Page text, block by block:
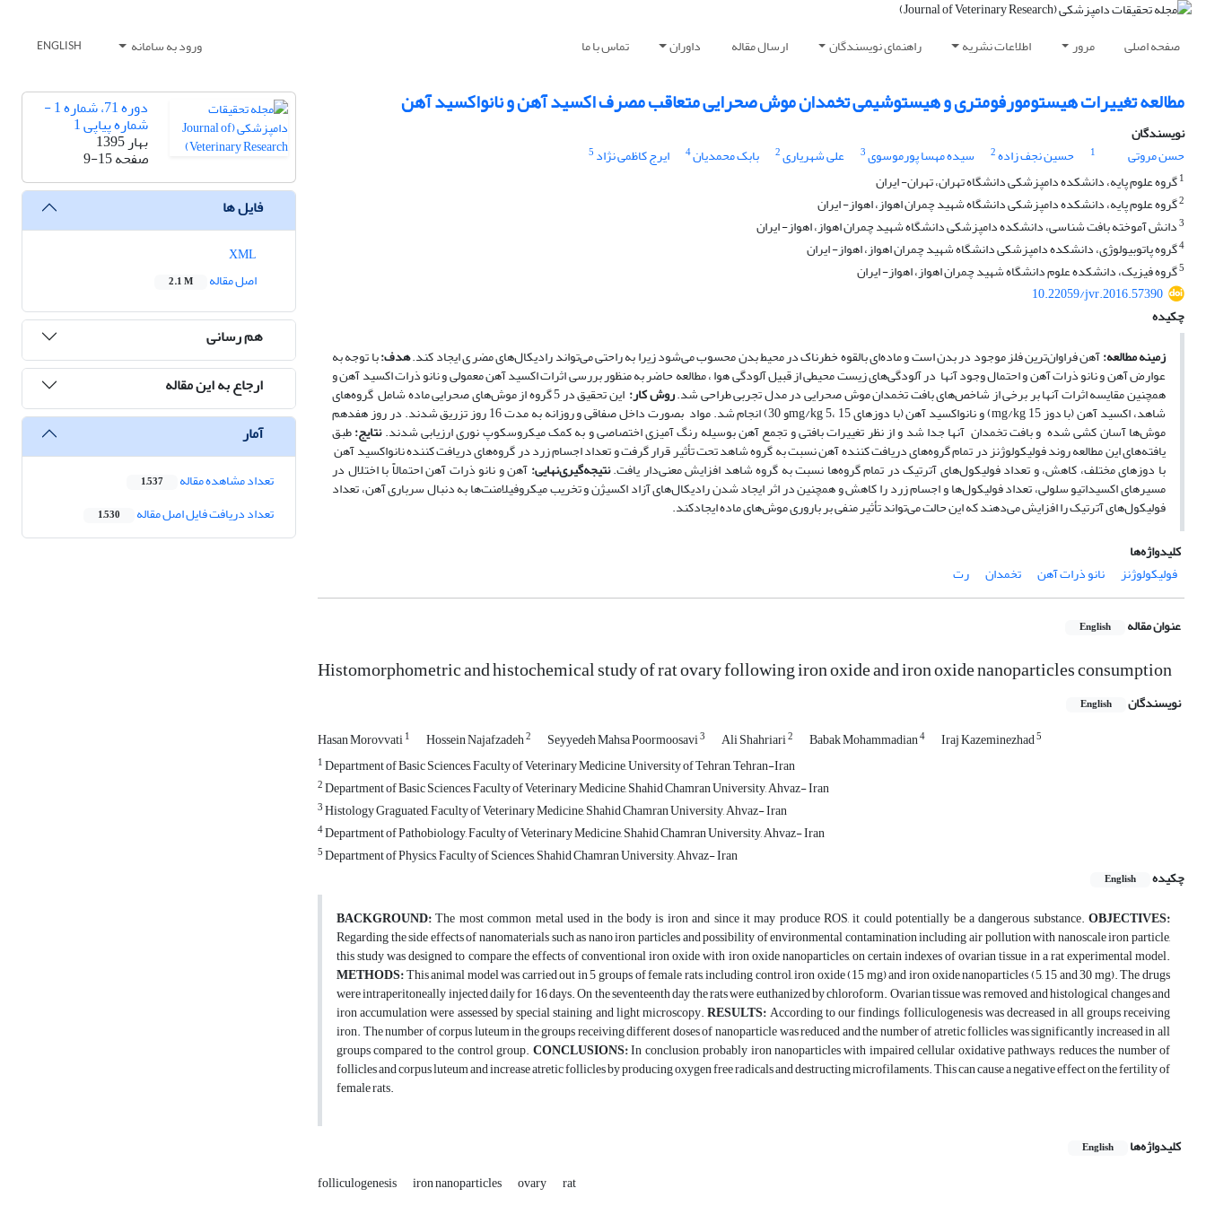
صفحه اصلی مرور اطلاعات نشریه راهنمای نویسندگان ارسال مقاله داوران تماس با ما ورود به سامانه ENGLISH
مطالعه تغییرات هیستومورفومتری و هیستوشیمی تخمدان موش صحرایی متعاقب مصرف اکسید آهن و نانواکسید آهن
نویسندگان
حسن مروتی
1 حسین نجف زاده2 سیده مهسا پورموسوی3 علی شهریاری2 بابک محمدیان4 ایرج کاظمی نژاد 5
1گروه علوم پایه، دانشکده دامپزشکی دانشگاه تهران، تهران- ایران
2گروه علوم پایه، دانشکده دامپزشکی دانشگاه شهید چمران اهواز، اهواز- ایران
3دانش آموخته بافت شناسی، دانشکده دامپزشکی دانشگاه شهید چمران اهواز، اهواز- ایران
4گروه پاتوبیولوژی، دانشکده دامپزشکی دانشگاه شهید چمران اهواز، اهواز- ایران
5گروه فیزیک، دانشکده علوم دانشگاه شهید چمران اهواز، اهواز- ایران
10.22059/jvr.2016.57390
چکیده
زمینه مطالعه:آهن فراوان‌ترین فلز موجود در بدن است و ماده‌ای بالقوه خطرناک در محیط بدن محسوب می‌شود زیرا به راحتی می‌تواند رادیکال‌های مضر ی ایجاد کند.هدف:با توجه به
عوارض آهن و نانو ذرات آهن و احتمال وجود آنها در آلودگی‌های زیست محیطی از قبیل آلودگی هوا ، مطالعه حاضر به منظور بررسی اثرات اکسید آهن معمولی و نانو ذرات اکسید آهن و
همچنین مقایسه اثرات آنها بر برخی از شاخص‌های بافت تخمدان موش صحرایی در مدل تجربی طراحی شد.روش کار: این تحقیق در 5 گروه از موش‌های صحرایی ماده شامل گروه‌های
شاهد، اکسید آهن (با دوز mg/kg 15) و نانواکسید آهن (با دوزهای mg/kg 5، 15و 30) انجام شد. مواد بصورت داخل صفاقی و روزانه به مدت 16 روز تزریق شدند. در روز هفدهم
موش‌ها آسان کشی شده و بافت تخمدان آنها جدا شد و از نظر تغییرات بافتی و تجمع آهن بوسیله رنگ آمیزی اختصاصی و به کمک میکروسکوپ نوری ارزیابی شدند.نتایج:طبق
یافته‌های این مطالعه روند فولیکولوژنز در تمام گروه‌های دریافت کننده آهن نسبت به گروه شاهد تحت تأثیر قرار گرفت و تعداد اجسام زرد در گروه‌‌های دریافت کننده نانواکسید آهن
با دوزهای مختلف، کاهش، و تعداد فولیکول‌های آترتیک در تمام گروه‌‌ها نسبت به گروه شاهد افزایش معنی‌دار یافت.نتیجه‌گیری‌نهایی:آهن و نانو ذرات آهن احتمالاًً با اختلال در
مسیرهای اکسیداتیو سلولی، تعداد فولیکول‌ها و اجسام زرد را کاهش و همچنین در اثر ایجاد شدن رادیکال‌‌های آزاد اکسیژن و تخریب میکروفیلامنت‌‌ها به دنبال سرباری آهن، تعداد
فولیکول‌‌های آترتیک را افزایش می‌دهند که این حالت می‌تواند تأثیر منفی بر باروری موش‌های ماده ایجادکند.
کلیدواژه‌ها
فولیکولوژنز
نانو ذرات آهن تخمدان رت
عنوان مقاله English
Histomorphometric and histochemical study of rat ovary following iron oxide and iron oxide nanoparticles consumption
نویسندگان English
Hasan Morovvati1 Hossein Najafzadeh2 Seyyedeh Mahsa Poormoosavi3 Ali Shahriari2 Babak Mohammadian4 Iraj Kazeminezhad5
1Department of Basic Sciences, Faculty of Veterinary Medicine, University of Tehran, Tehran-Iran
2Department of Basic Sciences, Faculty of Veterinary Medicine, Shahid Chamran University, Ahvaz- Iran
3Histology Graguated, Faculty of Veterinary Medicine, Shahid Chamran University, Ahvaz- Iran
4Department of Pathobiology, Faculty of Veterinary Medicine, Shahid Chamran University, Ahvaz- Iran
5Department of Physics, Faculty of Sciences, Shahid Chamran University, Ahvaz- Iran
چکیده
English
BACKGROUND:The most common metal used in the body is iron and since it may produce ROS, it could potentially be a dangerous substance.OBJECTIVES:
Regarding the side effects of nanomaterials such as nano iron particles and possibility of environmental contamination including air pollution with nanoscale iron particle,
this study was designed to compare the effects of conventional iron oxide with iron oxide nanoparticles, on certain indexes of ovarian tissue in a rat experimental model.
METHODS:This animal model was carried out in 5 groups of female rats, including control, iron oxide (15 mg) and iron oxide nanoparticles (5, 15 and 30 mg). The drugs
were intraperitoneally injected daily for 16 days. On the seventeenth day the rats were euthanized by chloroform. Ovarian tissue was removed, and histological changes and
iron accumulation were assessed by special staining and light microscopy.RESULTS:According to our findings, folliculogenesis was decreased in all groups receiving
iron. The number of corpus luteum in the groups receiving different doses of nanoparticle was reduced and the number of atretic follicles was significantly increased in all
groups compared to the control group.CONCLUSIONS:In conclusion, probably iron nanoparticles with impaired cellular oxidative pathways, reduces the number of
follicles and corpus luteum and increase atretic follicles by producing oxygen free radicals and destructing microfilaments. This can cause a negative effect on the fertility of
female rats.
کلیدواژه‌ها English
folliculogenesis iron nanoparticles ovary rat
دوره 71، شماره 1 -
شماره پیاپی 1
بهار 1395
صفحه9-15
فایل ها
اصل مقاله
2.1 M
هم رسانی
ارجاع به این مقاله
آمار
تعداد مشاهده مقاله 1,537
تعداد دریافت فایل اصل مقاله 1,530